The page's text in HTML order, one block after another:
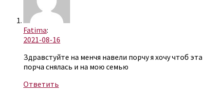
Fatima:
2021-08-16
Здравстуйте на менчя навели порчу я хочу чтоб эта
порча снялась и на мою семью
Ответить